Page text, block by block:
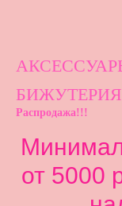
Распродажа!!!
от 5000